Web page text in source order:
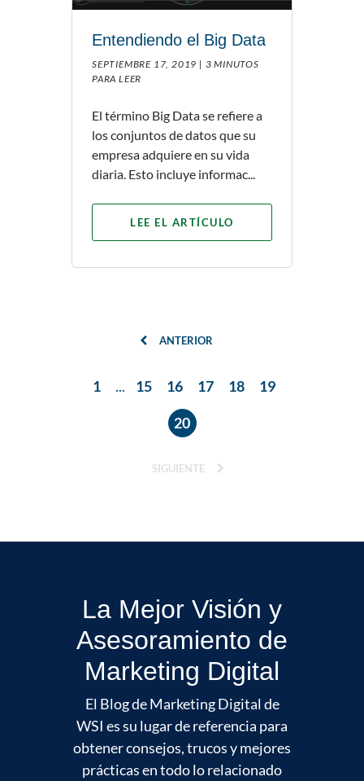
Entendiendo el Big Data
SEPTIEMBRE 17, 2019 | 3 MINUTOS
PARA LEER
El término Big Data se refiere a
los conjuntos de datos que su
empresa adquiere en su vida
diaria. Esto incluye informac...
LEE EL ARTÍCULO
ANTERIOR
1 ... 15 16 17 18 19
20
SIGUIENTE
La Mejor Visión y
Asesoramiento de
Marketing Digital
El Blog de Marketing Digital de
WSI es su lugar de referencia para
obtener consejos, trucos y mejores
prácticas en todo lo relacionado